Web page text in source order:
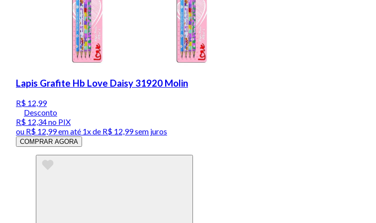
Lapis Grafite Hb Love Daisy 31920 Molin
R$ 12,99
Desconto
R$ 12,34no PIX
ou R$ 12,99em até 1x de R$ 12,99sem juros
COMPRAR AGORA